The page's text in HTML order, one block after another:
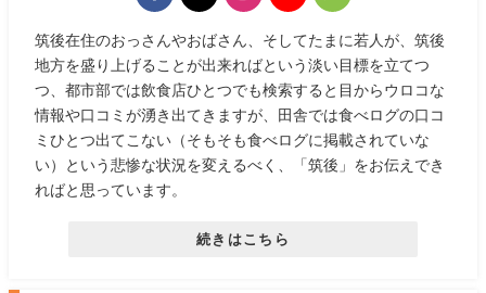
筑後在住のおっさんやおばさん、そしてたまに若人が、筑後
地方を盛り上げることが出来ればという淡い目標を立てつ
つ、都市部では飲食店ひとつでも検索すると目からウロコな
情報や口コミが湧き出てきますが、田舎では食べログの口コ
ミひとつ出てこない（そもそも食べログに掲載されていな
い）という悲惨な状況を変えるべく、「筑後」をお伝えでき
ればと思っています。
続きはこちら